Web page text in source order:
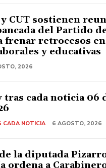
y CUT sostienen
del Partido
frenar retrocesos en
y educativas
2026
tras cada noticia 06
CADA NOTICIA 6 AGOSTO, 2026
la diputada
ordena a